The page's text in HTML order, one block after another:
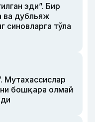
эди”. Бир
ва дубльяж
синовларга тўла
Мутахассислар
бошқара олмай